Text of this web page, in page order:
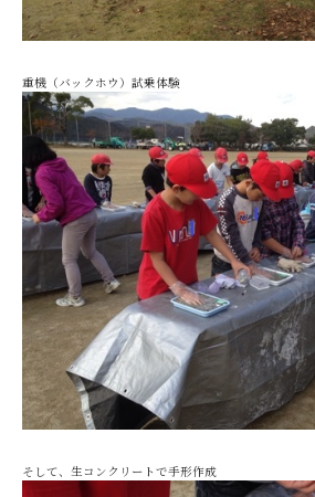
重機（バックホウ）試乗体験
そして、生コンクリートで手形作成